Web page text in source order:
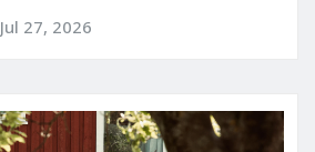
Jul 27, 2026